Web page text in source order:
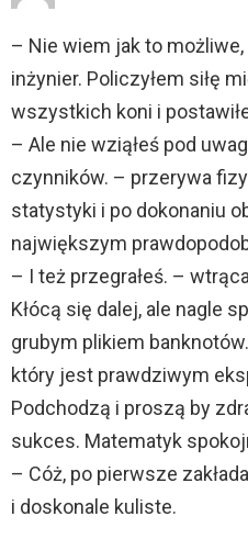
– Nie wiem jak to
inżynier. Policzyłem siłę
wszystkich koni i
– Ale nie wziąłeś pod
czynników. – przerywa
statystyki i po dokonaniu
największym
– I też przegrałeś. –
Kłócą się dalej, ale nagle
grubym plikiem
który jest prawdziwym
Podchodzą i proszą by
sukces. Matematyk
– Cóż, po pierwsze
i doskonale kuliste.